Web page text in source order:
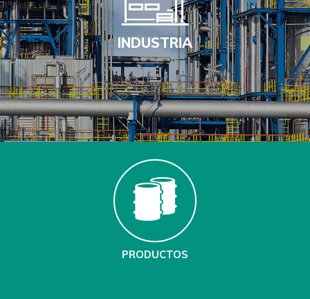
INDUSTRIA
PRODUCTOS